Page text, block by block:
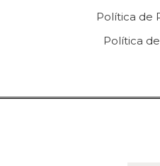
Política de
Política